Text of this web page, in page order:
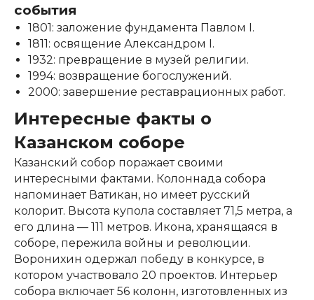
события
1801: заложение фундамента Павлом I.
1811: освящение Александром I.
1932: превращение в музей религии.
1994: возвращение богослужений.
2000: завершение реставрационных работ.
Интересные факты о
Казанском соборе
Казанский собор поражает своими
интересными фактами. Колоннада собора
напоминает Ватикан, но имеет русский
колорит. Высота купола составляет 71,5 метра, а
его длина — 111 метров. Икона, хранящаяся в
соборе, пережила войны и революции.
Воронихин одержал победу в конкурсе, в
котором участвовало 20 проектов. Интерьер
собора включает 56 колонн, изготовленных из